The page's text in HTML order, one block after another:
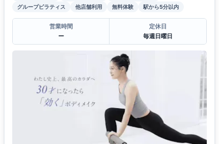
グループピラティス
他店舗利用 無料体験 駅から5分以内
営業時間
ー
定休日
毎週日曜日